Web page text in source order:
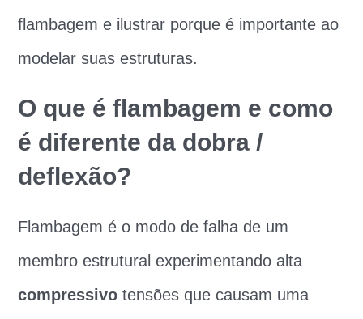
flambagem e ilustrar porque é importante ao
modelar suas estruturas.
O que é flambagem e como
é diferente da dobra /
deflexão?
Flambagem é o modo de falha de um
membro estrutural experimentando alta
compressivo tensões que causam uma